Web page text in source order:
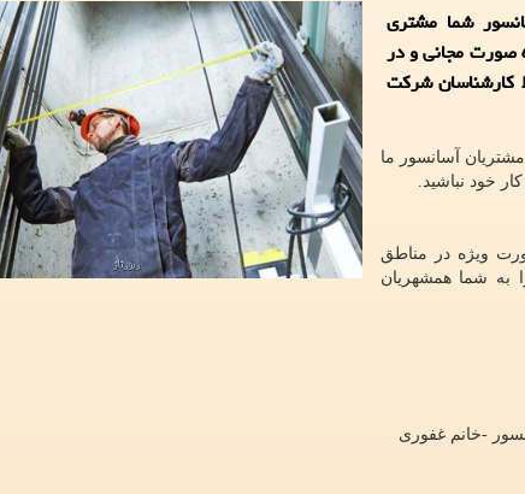
شما مشتری
صورت مجانی و در
كارشناسان شركت
آسانسور ما
خود نباشيد.
ویژه در مناطق
شما همشهریان
-خانم غفوری